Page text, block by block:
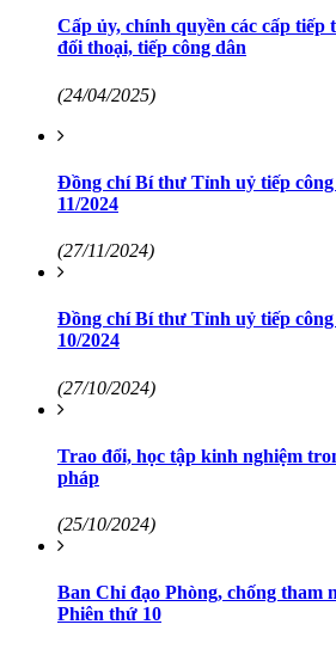
Cấp ủy, chính quyền các cấp tiếp
đối thoại, tiếp công dân
(24/04/2025)
Đồng chí Bí thư Tỉnh uỷ tiếp
11/2024
(27/11/2024)
Đồng chí Bí thư Tỉnh uỷ tiếp
10/2024
(27/10/2024)
Trao đổi, học tập kinh nghiệm
pháp
(25/10/2024)
Ban Chỉ đạo Phòng, chống tham
Phiên thứ 10